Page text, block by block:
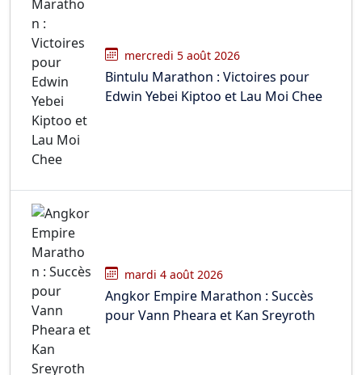
mercredi 5 août 2026
Bintulu Marathon : Victoires pour
Edwin Yebei Kiptoo et Lau Moi Chee
mardi 4 août 2026
Angkor Empire Marathon : Succès
pour Vann Pheara et Kan Sreyroth